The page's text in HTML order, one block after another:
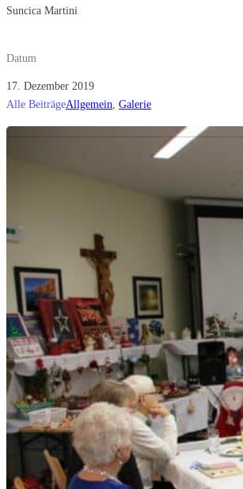
Suncica Martini
Datum
17. Dezember 2019
Alle BeiträgeAllgemein Galerie